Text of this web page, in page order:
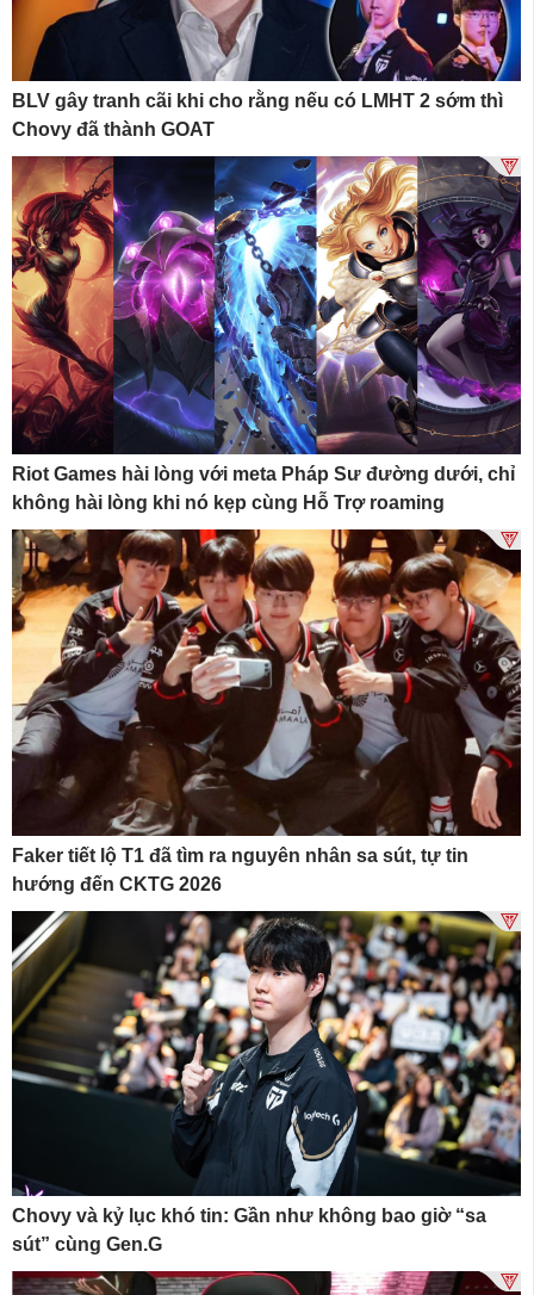
BLV gây tranh cãi khi cho rằng nếu có LMHT 2 sớm thì
Chovy đã thành GOAT
Riot Games hài lòng với meta Pháp Sư đường dưới, chỉ
không hài lòng khi nó kẹp cùng Hỗ Trợ roaming
Faker tiết lộ T1 đã tìm ra nguyên nhân sa sút, tự tin
hướng đến CKTG 2026
Chovy và kỷ lục khó tin: Gần như không bao giờ “sa
sút” cùng Gen.G